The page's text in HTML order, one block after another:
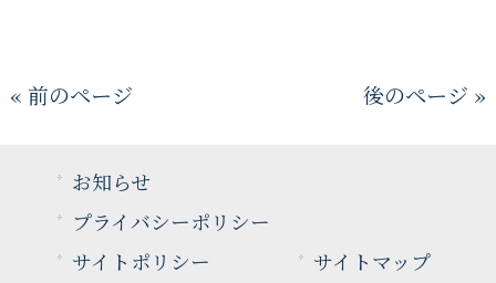
« 前のページ 後のページ »
お知らせ
プライバシーポリシー
サイトポリシー
サイトマップ